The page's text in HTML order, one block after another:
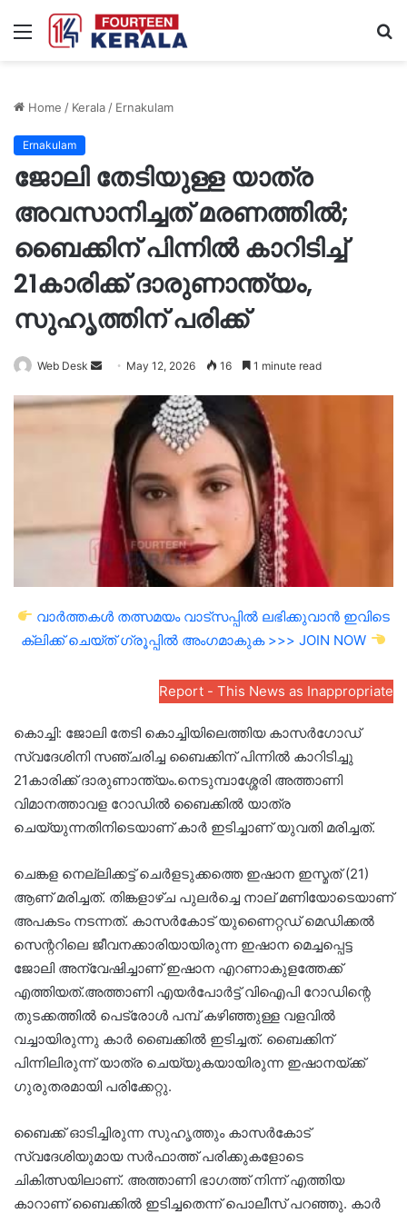
Menu
Home / Kerala/ Ernakulam
Ernakulam
ജോലി തേടിയുള്ള യാത്ര
അവസാനിച്ചത് മരണത്തിൽ;
ബൈക്കിന് പിന്നിൽ കാറിടിച്ച്
21കാരിക്ക് ദാരുണാന്ത്യം,
സുഹൃത്തിന് പരിക്ക്
Web Desk
Send
email
May 12, 2026 16 1 minute read
വാർത്തകൾ തത്സമയം വാട്സപ്പിൽ ലഭിക്കുവാൻ ഇവിടെ
ക്ലിക്ക് ചെയ്ത് ഗ്രൂപ്പിൽ അംഗമാകുക >>> JOIN NOW
Report - This News as Inappropriate
കൊച്ചി: ജോലി തേടി കൊച്ചിയിലെത്തിയ കാസർഗോഡ്
സ്വദേശിനി സഞ്ചരിച്ച ബൈക്കിന് പിന്നിൽ കാറിടിച്ചു
21കാരിക്ക് ദാരുണാന്ത്യം.നെടുമ്പാശ്ശേരി അത്താണി
വിമാനത്താവള റോഡിൽ ബൈക്കിൽ യാത്ര
ചെയ്യുന്നതിനിടെയാണ് കാർ ഇടിച്ചാണ് യുവതി മരിച്ചത്.
ചെങ്കള നെല്ലിക്കട്ട് ചെർളടുക്കത്തെ ഇഷാന ഇസ്മത് (21)
ആണ് മരിച്ചത്. തിങ്കളാഴ്ച പുലർച്ചെ നാല് മണിയോടെയാണ്
അപകടം നടന്നത്. കാസർകോട് യുണൈറ്റഡ് മെഡിക്കൽ
സെന്ററിലെ ജീവനക്കാരിയായിരുന്ന ഇഷാന മെച്ചപ്പെട്ട
ജോലി അന്വേഷിച്ചാണ് ഇഷാന എറണാകുളത്തേക്ക്
എത്തിയത്.അത്താണി എയർപോർട്ട് വിഐപി റോഡിന്റെ
തുടക്കത്തിൽ പെട്രോൾ പമ്പ് കഴിഞ്ഞുള്ള വളവിൽ
വച്ചായിരുന്നു കാർ ബൈക്കിൽ ഇടിച്ചത്. ബൈക്കിന്
പിന്നിലിരുന്ന് യാത്ര ചെയ്യുകയായിരുന്ന ഇഷാനയ്ക്ക്
ഗുരുതരമായി പരിക്കേറ്റു.
ബൈക്ക് ഓടിച്ചിരുന്ന സുഹൃത്തും കാസർകോട്
സ്വദേശിയുമായ സർഫാത്ത് പരിക്കുകളോടെ
ചികിത്സയിലാണ്. അത്താണി ഭാഗത്ത് നിന്ന് എത്തിയ
കാറാണ് ബൈക്കിൽ ഇടിച്ചതെന്ന് പൊലീസ് പറഞ്ഞു. കാർ